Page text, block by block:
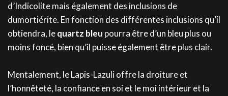
d’Indicolite mais également des inclusions de
dumortiérite. En fonction des différentes inclusions qu’il
obtiendra, lequartz bleu pourra être d’un bleu plus ou
moins foncé, bien qu’il puisse également être plus clair.
Mentalement, le Lapis-Lazuli offre la droiture et
l’honnêteté, la confiance en soi et le moi intérieur et la